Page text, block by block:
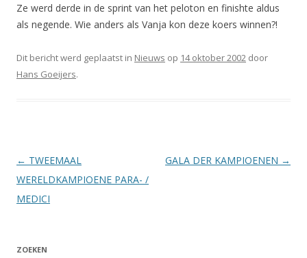
Ze werd derde in de sprint van het peloton en finishte aldus
als negende. Wie anders als Vanja kon deze koers winnen?!
Dit bericht werd geplaatst in Nieuws op 14 oktober 2002 door
Hans Goeijers.
Berichtnavigatie
← TWEEMAAL
WERELDKAMPIOENE PARA- /
MEDICI
GALA DER KAMPIOENEN →
ZOEKEN